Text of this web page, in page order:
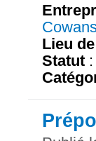
Lieu
Statut